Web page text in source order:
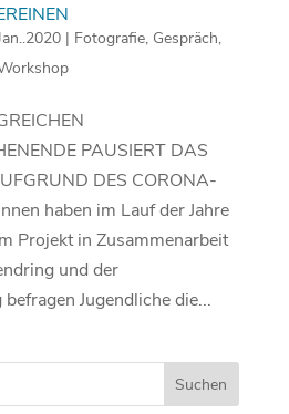
| Fotografie, Gespräch,
PAUSIERT DAS
DES CORONA-
haben im Lauf der Jahre
Projekt in Zusammenarbeit
und der
Jugendliche die...